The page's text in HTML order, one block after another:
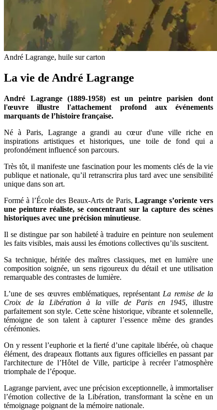
André Lagrange, huile sur carton
La vie de André Lagrange
André Lagrange (1889-1958) est un peintre parisien dont
l'œuvre illustre l'attachement profond aux événements
marquants de l’histoire française.
Né à Paris, Lagrange a grandi au cœur d'une ville riche en
inspirations artistiques et historiques, une toile de fond qui a
profondément influencé son parcours.
Très tôt, il manifeste une fascination pour les moments clés de la vie
publique et nationale, qu’il retranscrira plus tard avec une sensibilité
unique dans son art.
Formé à l’École des Beaux-Arts de Paris,Lagrange s’oriente vers
une peinture réaliste, se concentrant sur la capture des scènes
historiques avec une précision minutieuse.
Il se distingue par son habileté à traduire en peinture non seulement
les faits visibles, mais aussi les émotions collectives qu’ils suscitent.
Sa technique, héritée des maîtres classiques, met en lumière une
composition soignée, un sens rigoureux du détail et une utilisation
remarquable des contrastes de lumière.
L’une de ses œuvres emblématiques, représentant La remise de la
Croix de la Libération à la ville de Paris en 1945, illustre
parfaitement son style. Cette scène historique, vibrante et solennelle,
témoigne de son talent à capturer l’essence même des grandes
cérémonies.
On y ressent l’euphorie et la fierté d’une capitale libérée, où chaque
élément, des drapeaux flottants aux figures officielles en passant par
l'architecture de l’Hôtel de Ville, participe à recréer l’atmosphère
triomphale de l’époque.
Lagrange parvient, avec une précision exceptionnelle, à immortaliser
l’émotion collective de la Libération, transformant la scène en un
témoignage poignant de la mémoire nationale.